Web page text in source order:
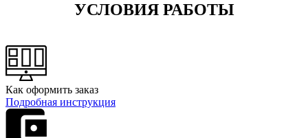
УСЛОВИЯ РАБОТЫ
Как оформить заказ
Подробная инструкция